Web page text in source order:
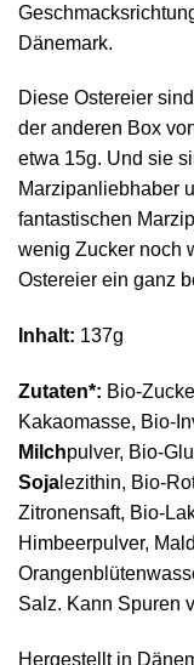
Dänemark.
Diese Ostereier
der anderen Box
etwa 15g. Und sie
Marzipanliebhaber
fantastischen
wenig Zucker noch
Ostereier ein ganz
Inhalt: 137g
Zutaten*: Bio-
Kakaomasse, Bio-
Milchpulver, Bio-
Soja lezithin, Bio-
Zitronensaft, Bio-
Himbeerpulver,
Salz. Kann Spuren
Hergestellt in